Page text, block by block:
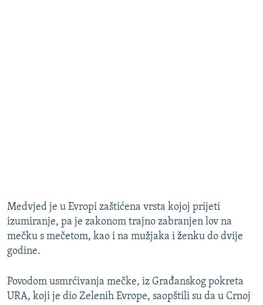
Medvjed je u Evropi zaštićena vrsta kojoj prijeti
izumiranje, pa je zakonom trajno zabranjen lov na
mečku s mečetom, kao i na mužjaka i ženku do dvije
godine.
Povodom usmrćivanja mečke, iz Građanskog pokreta
URA, koji je dio Zelenih Evrope, saopštili su da u Crnoj